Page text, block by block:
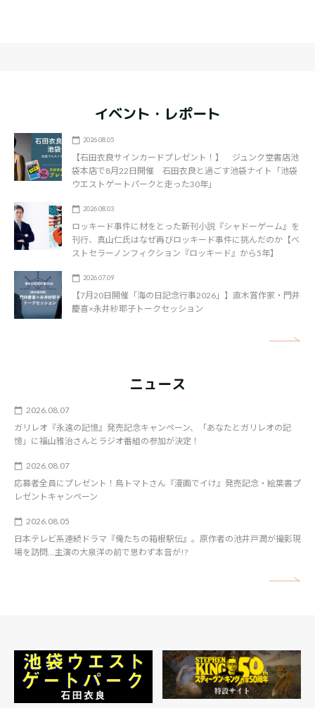
イベント・レポート
2026.08.05
【石田衣良サインカードプレゼント！】 ジュンク堂書店池
袋本店で8月22日開催 石田衣良と過ごす池袋ナイト「池袋
ウエストゲートパークと走った30年」
2026.08.03
ロッキード事件に材をとった新刊小説『シャドーゲーム』を
刊行、真山仁氏はなぜ再びロッキード事件に挑んだのか【ベ
ストセラーノンフィクション『ロッキード』から5年】
2026.07.09
【7月20日開催「海の日記念行事2026」】直木賞作家・門井
慶喜×永井紗耶子トークセッション
ニュース
2026.08.07
ガリレオ『永遠の記憶』発売記念キャンペーン、「あなたとガリレオの記
憶」に福山雅治さんとラジオ番組の参加が決定！
2026.08.07
応募者全員にプレゼント！鳥トマトさん『漫画でイけ』発売記念・絵葉書プ
レゼントキャンペーン
2026.08.05
日本テレビ系連続ドラマ『俺たちの箱根駅伝』。原作者の池井戸潤が撮影現
場を訪問…主演の大泉洋の前で思わず本音が!?